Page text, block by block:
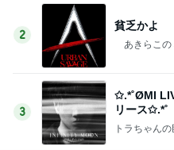
2
貧乏かよ
あきらこの
3
✩.*˚ØMI
リース✩.*˚
トラちゃん